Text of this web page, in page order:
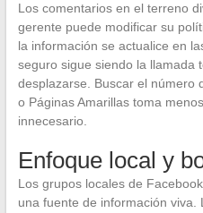
Los comentarios en el terreno
gerente puede modificar su
la información se actualice en
seguro sigue siendo la llamada
desplazarse. Buscar el número
o Páginas Amarillas toma
innecesario.
Enfoque local y
Los grupos locales de
una fuente de información viva.